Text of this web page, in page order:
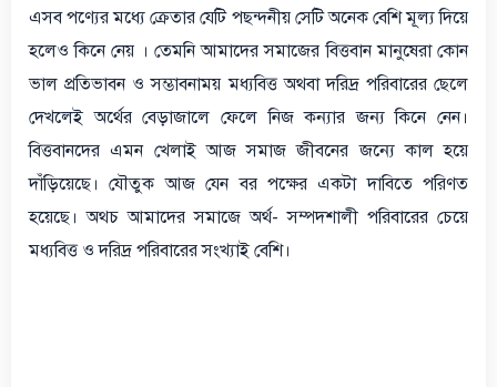
এসব পণ্যের মধ্যে ক্রেতার যেটি পছন্দনীয় সেটি অনেক বেশি মূল্য দিয়ে
হলেও কিনে নেয় । তেমনি আমাদের সমাজের বিত্তবান মানুষেরা কোন
ভাল প্রতিভাবন ও সম্ভাবনাময় মধ্যবিত্ত অথবা দরিদ্র পরিবারের ছেলে
দেখলেই অর্থের বেড়াজালে ফেলে নিজ কন্যার জন্য কিনে নেন।
বিত্তবানদের এমন খেলাই আজ সমাজ জীবনের জন্যে কাল হয়ে
দাঁড়িয়েছে। যৌতুক আজ যেন বর পক্ষের একটা দাবিতে পরিণত
হয়েছে। অথচ আমাদের সমাজে অর্থ- সম্পদশালী পরিবারের চেয়ে
মধ্যবিত্ত ও দরিদ্র পরিবারের সংখ্যাই বেশি।